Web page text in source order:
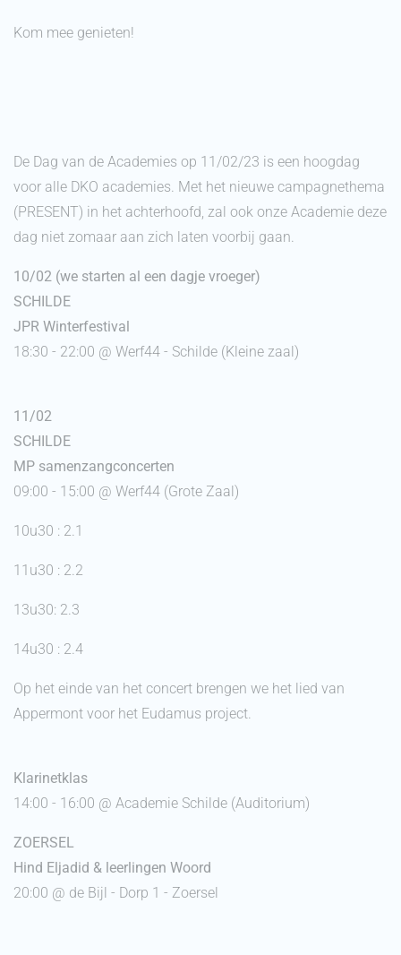
Kom mee genieten!
De Dag van de Academies op 11/02/23 is een hoogdag
voor alle DKO academies. Met het nieuwe campagnethema
(PRESENT) in het achterhoofd, zal ook onze Academie deze
dag niet zomaar aan zich laten voorbij gaan.
10/02 (we starten al een dagje vroeger)
SCHILDE
JPR Winterfestival
18:30 - 22:00 @ Werf44 - Schilde (Kleine zaal)
11/02
SCHILDE
MP samenzangconcerten
09:00 - 15:00 @ Werf44 (Grote Zaal)
10u30 : 2.1
11u30 : 2.2
13u30: 2.3
14u30 : 2.4
Op het einde van het concert brengen we het lied van
Appermont voor het Eudamus project.
Klarinetklas
14:00 - 16:00 @ Academie Schilde (Auditorium)
ZOERSEL
Hind Eljadid & leerlingen Woord
20:00 @ de Bijl - Dorp 1 - Zoersel